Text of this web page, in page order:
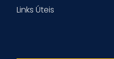
Links Úteis